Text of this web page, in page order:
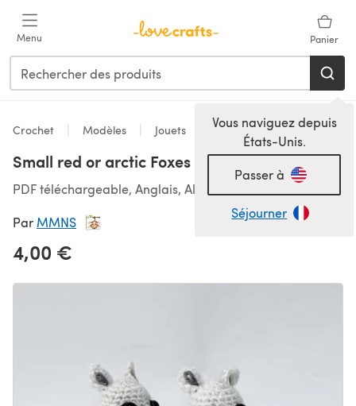
Menu Panier
Vous naviguez depuis
États-Unis.
Passer à
Séjourner
Crochet Modèles Jouets
Small red or arctic Foxes
PDF téléchargeable, Anglais, Allemand
Par MMNS
4,00 €